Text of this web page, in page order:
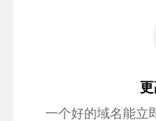
一个好的域名能立